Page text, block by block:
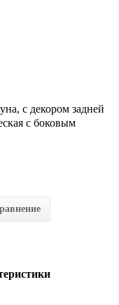
с декором задней
с боковым